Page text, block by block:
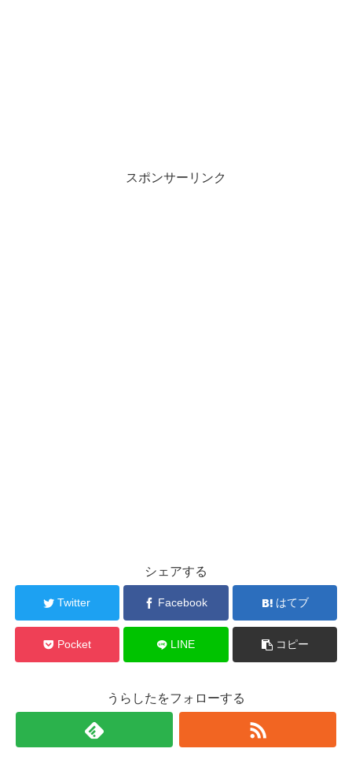
スポンサーリンク
シェアする
Twitter Facebook はてブ
Pocket LINE コピー
うらしたをフォローする